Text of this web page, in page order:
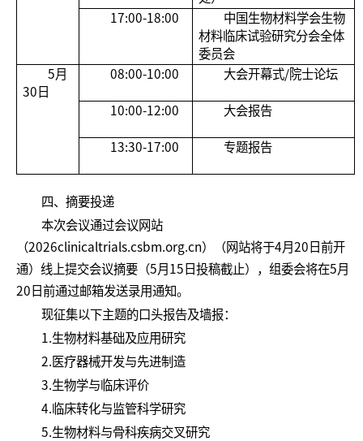
17:00-18:00
中国生物材料学会生物
材料临床试验研究分会全体
委员会
5月
30日
08:00-10:00 大会开幕式/院士论坛
10:00-12:00 大会报告
13:30-17:00 专题报告
四、摘要投递
本次会议通过会议网站
（2026clinicaltrials.csbm.org.cn）（网站将于4月20日前开
通）线上提交会议摘要（5月15日投稿截止），组委会将在5月
20日前通过邮箱发送录用通知。
现征集以下主题的口头报告及墙报：
1.生物材料基础及应用研究
2.医疗器械开发与先进制造
3.生物学与临床评价
4.临床转化与监管科学研究
5.生物材料与骨科疾病交叉研究